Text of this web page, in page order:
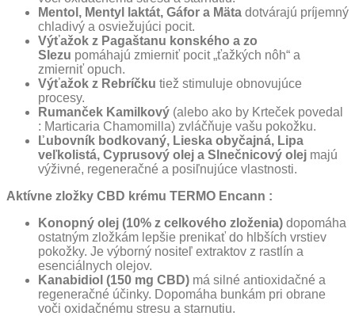
Mentol, Mentyl laktát, Gáfor a Mäta dotvárajú príjemný
chladivý a osviežujúci pocit.
Výťažok z Pagaštanu konského a zo
Slezu pomáhajú zmierniť pocit „ťažkých nôh“ a
zmierniť opuch.
Výťažok z Rebríčku tiež stimuluje obnovujúce
procesy.
Rumanček Kamilkový (alebo ako by Krteček povedal
: Marticaria Chamomilla) zvláčňuje vašu pokožku.
Ľubovník bodkovaný, Lieska obyčajná, Lipa
veľkolistá, Cyprusový olej a Slnečnicový olej majú
výživné, regeneračné a posiľnujúce vlastnosti.
Aktívne zložky CBD krému TERMO Encann :
Konopný olej (10% z celkového zloženia) dopomáha
ostatným zložkám lepšie prenikať do hlbších vrstiev
pokožky. Je výborný nositeľ extraktov z rastlín a
esenciálnych olejov.
Kanabidiol (150 mg CBD) má silné antioxidačné a
regeneračné účinky. Dopomáha bunkám pri obrane
voči oxidačnému stresu a starnutiu.